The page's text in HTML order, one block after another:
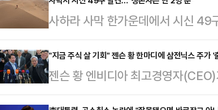
사하라 사막 한가운데에서 시신
간) BBC에 따르면 말리에서 니제
장 나면서 탑승객들이 극심한 폭염
람 최대 명절인 '이드 알아드하' 행
면서 사막에 고립된 것으로 전해졌
"지금 주식 살 기회" 젠슨 황 한마디에 삼전닉스 주가 '
젠슨 황 엔비디아 최고경영자
기회가 될 수 있다는 발언을 내놓았